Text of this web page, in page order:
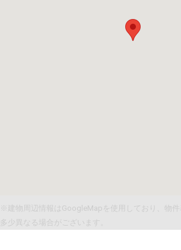
※建物周辺情報はGoogleMapを使用しており、物件
多少異なる場合がございます。